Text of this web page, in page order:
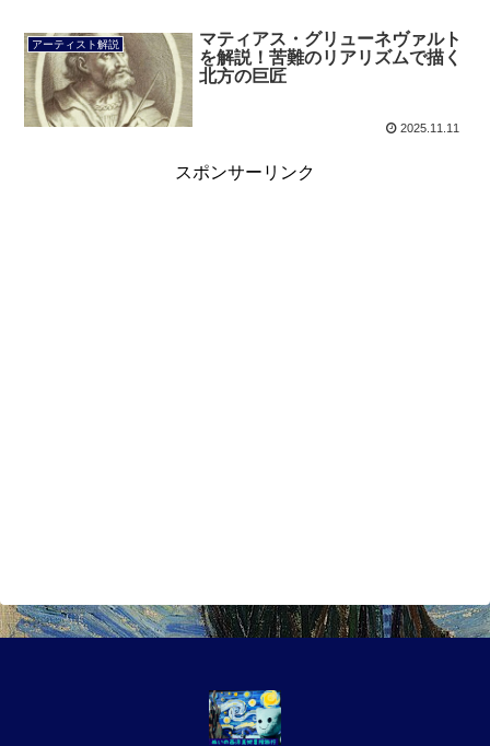
アーティスト解説
マティアス・グリューネヴァルト
を解説！苦難のリアリズムで描く
北方の巨匠
2025.11.11
スポンサーリンク